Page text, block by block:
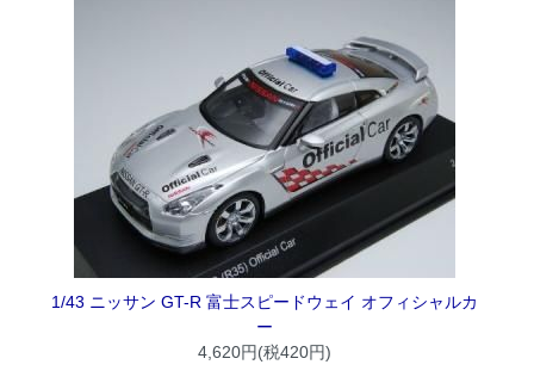
1/43 ニッサン GT-R 富士スピードウェイ オフィシャルカ
ー
4,620円(税420円)